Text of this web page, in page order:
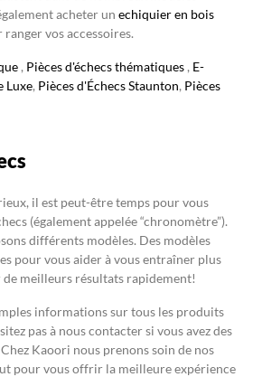
acheter un echiquier en bois
vos accessoires.
, Pièces d'échecs thématiques , E-
Luxe, Pièces d'Échecs Staunton, Pièces
il est peut-être temps pour vous
(également appelée “chronomètre”).
différents modèles. Des modèles
pour vous aider à vous entraîner plus
meilleurs résultats rapidement!
informations sur tous les produits
pas à nous contacter si vous avez des
Kaoori nous prenons soin de nos
pour vous offrir la meilleure expérience